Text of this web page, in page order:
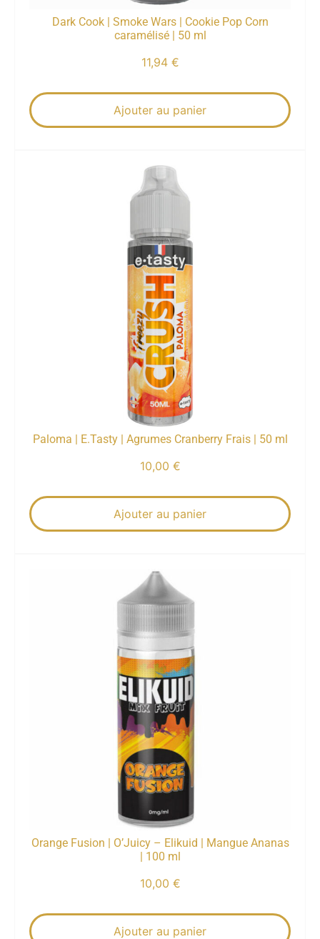
Dark Cook | Smoke Wars | Cookie Pop Corn
caramélisé | 50 ml
11,94 €
Ajouter au panier
Paloma | E.Tasty | Agrumes Cranberry Frais | 50 ml
10,00 €
Ajouter au panier
Orange Fusion | O’Juicy – Elikuid | Mangue Ananas
| 100 ml
10,00 €
Ajouter au panier